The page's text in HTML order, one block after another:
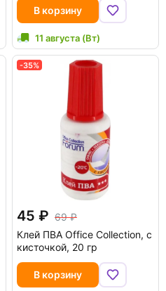
В корзину
11 августа (Вт)
-35%
45
69
Клей ПВА Office Collection, с
кисточкой, 20 гр
В корзину